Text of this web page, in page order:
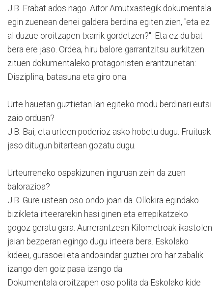
J.B. Erabat ados nago. Aitor Amutxastegik dokumentala
egin zuenean denei galdera berdina egiten zien, "eta ez
al duzue oroitzapen txarrik gordetzen?". Eta ez du bat
bera ere jaso. Ordea, hiru balore garrantzitsu aurkitzen
zituen dokumentaleko protagonisten erantzunetan:
Disziplina, batasuna eta giro ona.
Urte hauetan guztietan lan egiteko modu berdinari eutsi
zaio orduan?
J.B. Bai, eta urteen poderioz asko hobetu dugu. Fruituak
jaso ditugun bitartean gozatu dugu.
Urteurreneko ospakizunen inguruan zein da zuen
balorazioa?
J.B. Gure ustean oso ondo joan da. Ollokira egindako
bizikleta irteerarekin hasi ginen eta errepikatzeko
gogoz geratu gara. Aurrerantzean Kilometroak ikastolen
jaian bezperan egingo dugu irteera bera. Eskolako
kideei, gurasoei eta andoaindar guztiei oro har zabalik
izango den goiz pasa izango da.
Dokumentala oroitzapen oso polita da Eskolako kide